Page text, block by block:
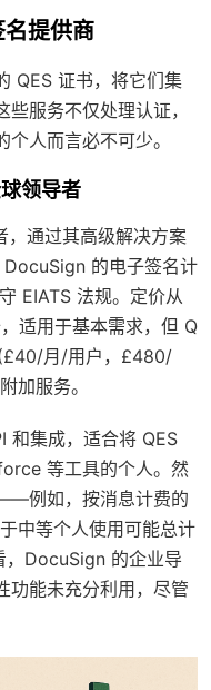
提供商
QES 证书，将它们集
服务不仅处理认证，
人而言必不可少。
领导者
通过其高级解决方案
的电子签名计
EIATS 法规。定价从
适用于基本需求，但 Q
月/用户，£480/
加服务。
和集成，适合将 QES
等工具的个人。然
例如，按消息计费的
中等个人使用可能总计
DocuSign 的企业导
功能未充分利用，尽管